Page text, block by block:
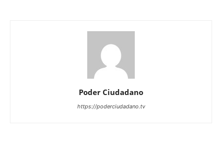
Poder Ciudadano
https://poderciudadano.tv